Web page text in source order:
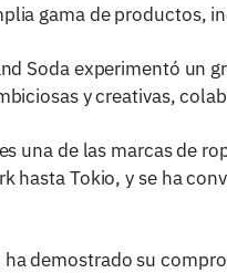
gama de productos,
Soda experimentó un
y creativas,
una de las marcas de
hasta Tokio, y se ha
demostrado su